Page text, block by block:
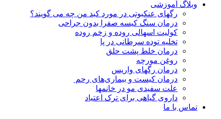
وبلاگ آموزشی
رگهای عنکبوتی در مورد کبد من چه می گویند؟
درمان سنگ کیسه صفرا بدون جراحی
کولیت اسهالی روده و زخم روده
تخلیه توده سرطانی در پا
درمان خلط پشت حلق
روغن مورچه
درمان رگهای واریس
درمان کیست و بیماری‌های رحم
علت سفیدی مو در خانمها
داروی گیاهی برای ترک اعتیاد
تماس با ما